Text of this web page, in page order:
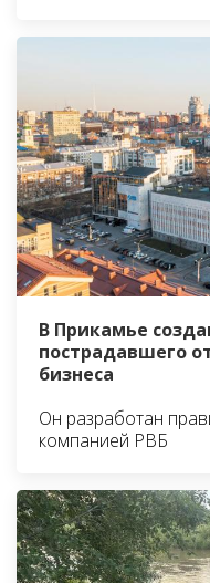
В Прикамье
пострадавшего
бизнеса
Он разработан
компанией РВБ